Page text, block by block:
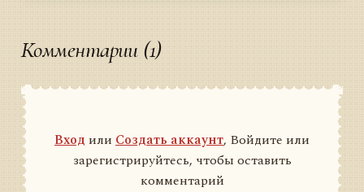
Комментарии (1)
Вход или Создать аккаунт, Войдите или
зарегистрируйтесь, чтобы оставить
комментарий